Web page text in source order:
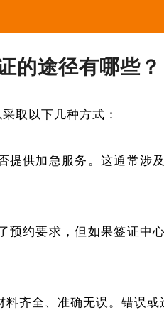
的途径有哪些？
取以下几种方式：
提供加急服务。这通常涉
预约要求，但如果签证中
齐全、准确无误。错误或